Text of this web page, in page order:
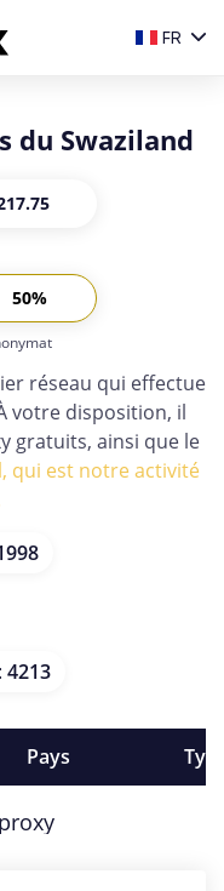
FR
du Swaziland
50%
réseau qui effectue
votre disposition, il
gratuits, ainsi que le
qui est notre activité
: 4213
Pays